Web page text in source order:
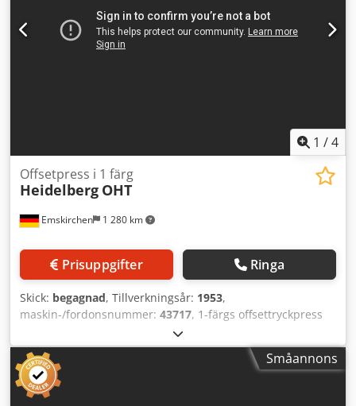
1 /4
Emskirchen 1 280 km
Offsetpress i 1 färg
Heidelberg OHT
Prisuppgifter Ringa
Skick: begagnad, Tillverkningsår: 1953,
maskin-/fordonsnummer: 43717, 1-färgs offsettryckpress
Serienr. 43717 Online videoinspektion via Skype-video Vi
skulle bli mycket glada över ert besök – fler maskiner i
lager Omedelbart tillgänglig – kan inspekteras Dsdstzc E
Nopfx Ahnjkr Finns i lager i Emskirchen / Nürnberg – kan
testas
Småannons